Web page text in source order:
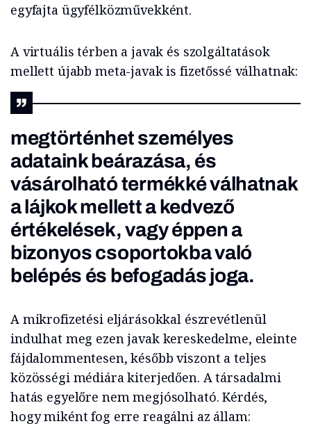
egyfajta ügyfélközművekként.
A virtuális térben a javak és szolgáltatások
mellett újabb meta-javak is fizetőssé válhatnak:
megtörténhet személyes
adataink beárazása, és
vásárolható termékké válhatnak
a lájkok mellett a kedvező
értékelések, vagy éppen a
bizonyos csoportokba való
belépés és befogadás joga.
A mikrofizetési eljárásokkal észrevétlenül
indulhat meg ezen javak kereskedelme, eleinte
fájdalommentesen, később viszont a teljes
közösségi médiára kiterjedően. A társadalmi
hatás egyelőre nem megjósolható. Kérdés,
hogy miként fog erre reagálni az állam: